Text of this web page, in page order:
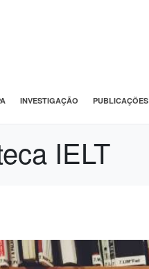
INVESTIGAÇÃO PUBLICAÇÕES
IELT